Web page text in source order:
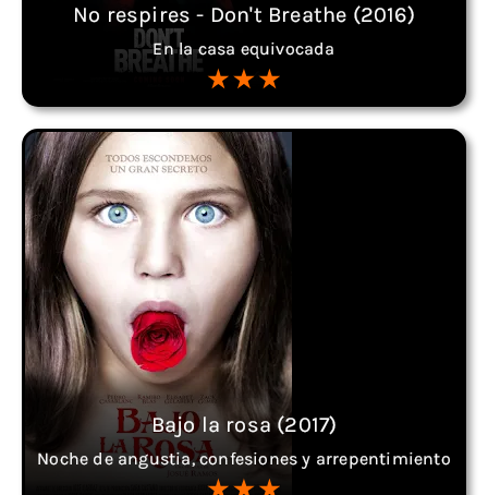
No respires - Don't Breathe (2016)
En la casa equivocada
Bajo la rosa (2017)
Noche de angustia, confesiones y arrepentimiento